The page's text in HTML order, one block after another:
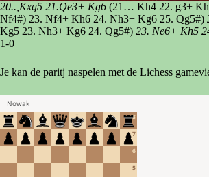
20..,Kxg5 21.Qe3+ Kg6 (21… Kh4 22. g3+
Nf4#) 23. Nf4+ Kh6 24. Nh3+ Kg6 25. Qg5#)
Kg5 23. Nh3+ Kg6 24. Qg5#) 23. Ne6+ Kh5
1-0
Je kan de paritj naspelen met de Lichess